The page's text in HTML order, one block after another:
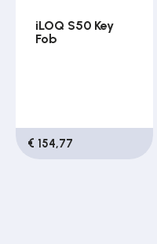
iLOQ S50 Key
Fob
€ 154,77